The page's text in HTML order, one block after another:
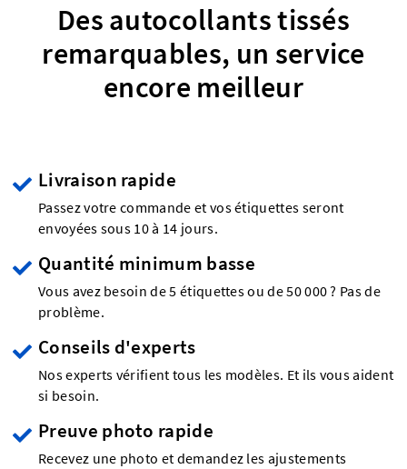
Des autocollants tissés
remarquables, un service
encore meilleur
Livraison rapide
Passez votre commande et vos étiquettes seront
envoyées sous 10 à 14 jours.
Quantité minimum basse
Vous avez besoin de 5 étiquettes ou de 50 000 ? Pas de
problème.
Conseils d'experts
Nos experts vérifient tous les modèles. Et ils vous aident
si besoin.
Preuve photo rapide
Recevez une photo et demandez les ajustements